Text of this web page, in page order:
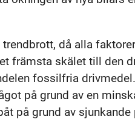
då alla
främsta skälet till den
fossilfria
på grund av en
på grund av